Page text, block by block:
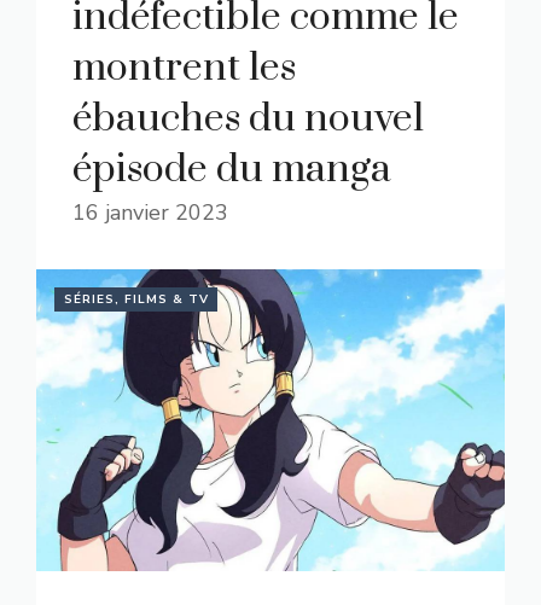
indéfectible comme le
montrent les
ébauches du nouvel
épisode du manga
16 janvier 2023
SÉRIES, FILMS & TV